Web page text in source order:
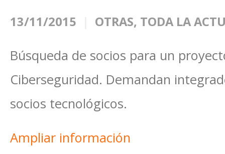
13/11/2015 OTRAS, TODA LA
Búsqueda de socios para un
Ciberseguridad. Demandan
socios tecnológicos.
Ampliar información